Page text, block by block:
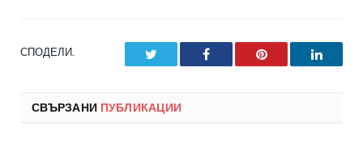
СПОДЕЛИ. Facebook Pinterest
СВЪРЗАНИ ПУБЛИКАЦИИ